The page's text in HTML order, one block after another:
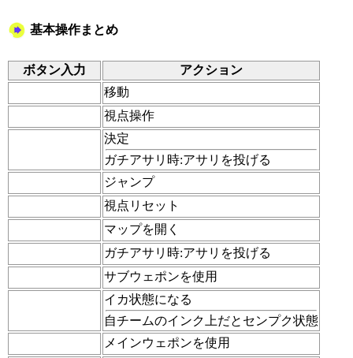
基本操作まとめ
ボタン入力
アクション
移動
視点操作
決定
ガチアサリ時:アサリを投げる
ジャンプ
視点リセット
マップを開く
ガチアサリ時:アサリを投げる
サブウェポンを使用
イカ状態になる
自チームのインク上だとセンプク状態
メインウェポンを使用